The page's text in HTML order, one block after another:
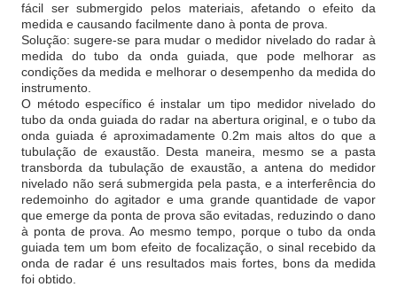
fácil ser submergido pelos materiais, afetando o efeito da
medida e causando facilmente dano à ponta de prova.
Solução: sugere-se para mudar o medidor nivelado do radar à
medida do tubo da onda guiada, que pode melhorar as
condições da medida e melhorar o desempenho da medida do
instrumento.
O método específico é instalar um tipo medidor nivelado do
tubo da onda guiada do radar na abertura original, e o tubo da
onda guiada é aproximadamente 0.2m mais altos do que a
tubulação de exaustão. Desta maneira, mesmo se a pasta
transborda da tubulação de exaustão, a antena do medidor
nivelado não será submergida pela pasta, e a interferência do
redemoinho do agitador e uma grande quantidade de vapor
que emerge da ponta de prova são evitadas, reduzindo o dano
à ponta de prova. Ao mesmo tempo, porque o tubo da onda
guiada tem um bom efeito de focalização, o sinal recebido da
onda de radar é uns resultados mais fortes, bons da medida
foi obtido.